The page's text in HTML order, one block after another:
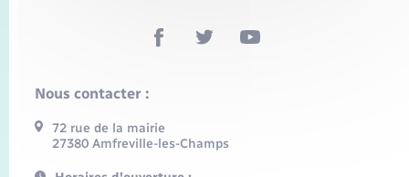
Nous contacter :
72 rue de la mairie
27380 Amfreville-les-Champs